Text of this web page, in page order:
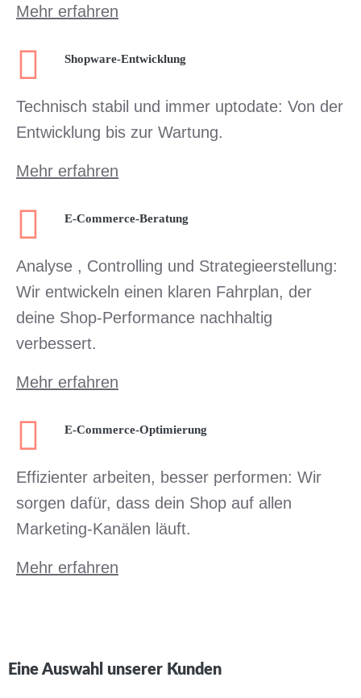
Mehr erfahren
Shopware-Entwicklung
Technisch stabil und immer uptodate: Von der
Entwicklung bis zur Wartung.
Mehr erfahren
E-Commerce-Beratung
Analyse , Controlling und Strategieerstellung:
Wir entwickeln einen klaren Fahrplan, der
deine Shop-Performance nachhaltig
verbessert.
Mehr erfahren
E-Commerce-Optimierung
Effizienter arbeiten, besser performen: Wir
sorgen dafür, dass dein Shop auf allen
Marketing-Kanälen läuft.
Mehr erfahren
Eine Auswahl unserer Kunden